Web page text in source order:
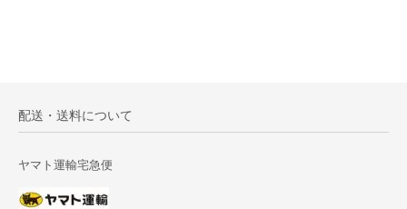
配送・送料について
ヤマト運輸宅急便